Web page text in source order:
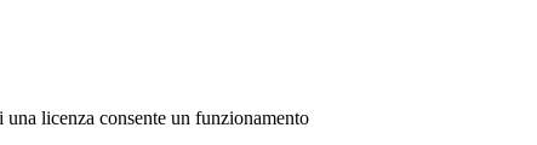
licenza consente un funzionamento